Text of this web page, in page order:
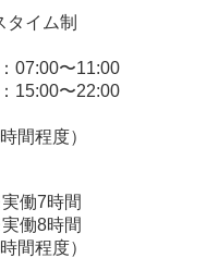
イム制
07:00〜11:00
15:00〜22:00
間程度）
働7時間
働8時間
間程度）